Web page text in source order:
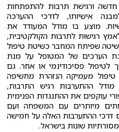
ורגישת תרבות להתפתחות
אישיותו, לדרכי ההערכה
מוצע בו מודל המעודד את
רגישות לתרבות הקולקטיבית,
שפיתח המחבר כשיטת טיפול
הערכים של המטופל על מנת
לטיפול פסיכודינמי או אחר. גם
טיפול מעמיקה הנזהרת מחשיפה
ההתערבות רגיש התרבות,
עוקפים את ההתנגדות הפנימית
מיותרים עם המשפחה ועם
דרכי ההתערבות האלה על חמישה
שונות בישראל.